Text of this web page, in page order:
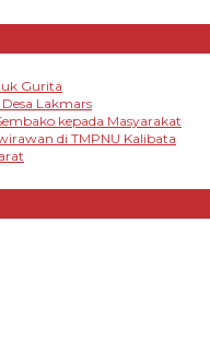
Gurita
Lakmars
kepada Masyarakat
di TMPNU Kalibata